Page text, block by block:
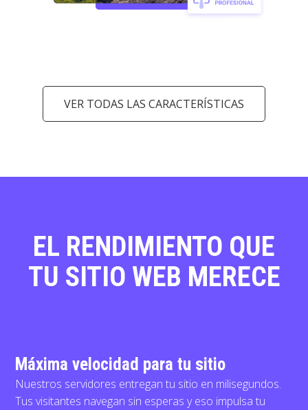
VER TODAS LAS CARACTERÍSTICAS
EL RENDIMIENTO QUE
TU SITIO WEB MERECE
Máxima velocidad para tu sitio
Nuestros servidores entregan tu sitio en milisegundos.
Tus visitantes navegan sin esperas y eso impulsa tu